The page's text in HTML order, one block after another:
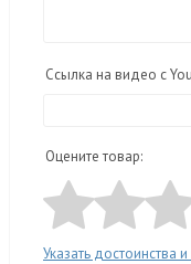
Ссылка на видео с
Оцените товар:
Указать достоинства